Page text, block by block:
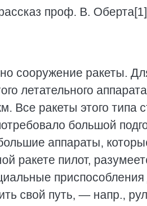
проф. В. Оберта[1]
сооружение ракеты.
летательного
Все ракеты этого типа
большой
аппараты,
ракете пилот,
приспособления
свой путь, — напр.,